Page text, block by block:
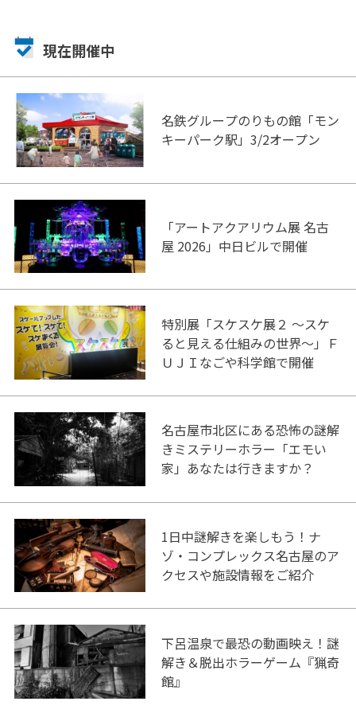
現在開催中
名鉄グループのりもの館「モン
キーパーク駅」3/2オープン
「アートアクアリウム展 名古
屋 2026」中日ビルで開催
特別展「スケスケ展２ ～スケ
ると見える仕組みの世界～」Ｆ
ＵＪＩなごや科学館で開催
名古屋市北区にある恐怖の謎解
きミステリーホラー「エモい
家」あなたは行きますか？
1日中謎解きを楽しもう！ナ
ゾ・コンプレックス名古屋のア
クセスや施設情報をご紹介
下呂温泉で最恐の動画映え！謎
解き＆脱出ホラーゲーム『猟奇
館』